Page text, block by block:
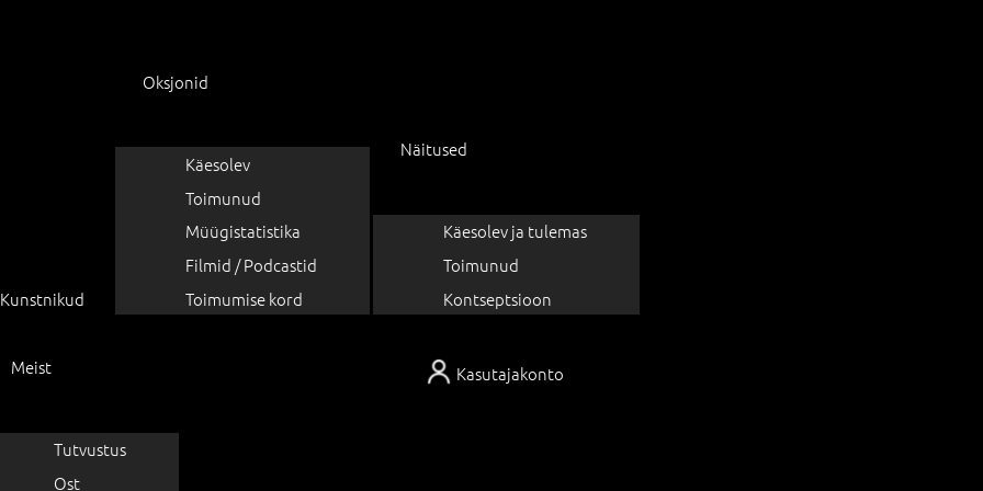
Kasutajakonto
Kunstnikud
Oksjonid
Käesolev
Toimunud
Müügistatistika
Filmid / Podcastid
Toimumise kord
Näitused
Käesolev ja tulemas
Toimunud
Kontseptsioon
Meist
Tutvustus
Ost